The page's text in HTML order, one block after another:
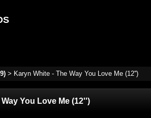
> Karyn White - The Way You Love Me (12'')
You Love Me (12'')